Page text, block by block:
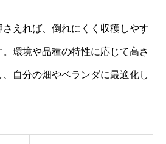
えれば、倒れにくく収穫しやす
環境や品種の特性に応じて高さ
自分の畑やベランダに最適化し